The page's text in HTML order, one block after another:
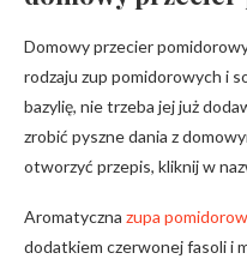
Domowy przecier
rodzaju zup pomidorowych i
bazylię, nie trzeba jej już
zrobić pyszne dania z
otworzyć przepis, kliknij w
Aromatyczna zupa
dodatkiem czerwonej fasoli i